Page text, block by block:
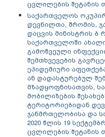
ცვლილების შეტანის
საქართველოს
დევნილთა, შრომის,
დაცვის მინისტრის ბ
საქართველოში ახალი
გამოწვეული
შემთხვევების
ეპიდემიური
ან დადასტურებულ
მზადყოფნისათვის,
მობილიზების
ტერიტორიებიდან
ჯანმრთელობისა და
2020 წლის 19
ცვლილების შეტანის